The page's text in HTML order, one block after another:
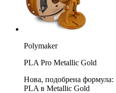
Polymaker
PLA Pro Metallic Gold
Нова, подобрена формула:
PLA в Metallic Gold